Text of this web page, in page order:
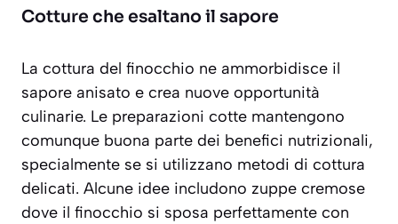
Cotture che esaltano il sapore
La cottura del finocchio ne ammorbidisce il
sapore anisato e crea nuove opportunità
culinarie. Le preparazioni cotte mantengono
comunque buona parte dei benefici nutrizionali,
specialmente se si utilizzano metodi di cottura
delicati. Alcune idee includono zuppe cremose
dove il finocchio si sposa perfettamente con